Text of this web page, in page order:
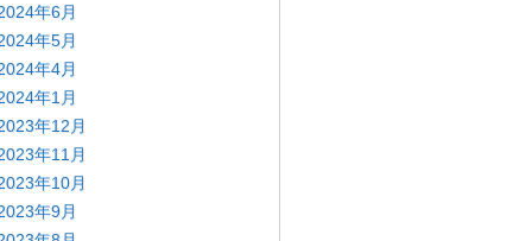
年6月
年5月
年4月
年1月
年12月
年11月
年10月
年9月